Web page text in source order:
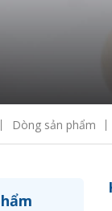
Dòng sản phẩm